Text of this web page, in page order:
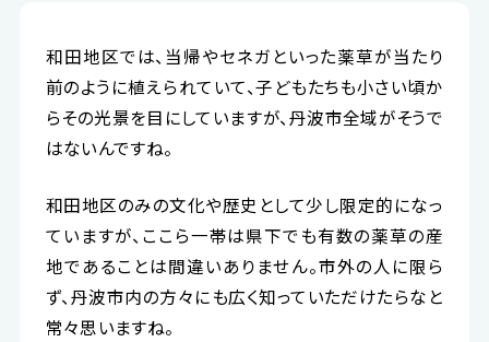
和田地区では、当帰やセネガといった薬草が当たり
前のように植えられていて、子どもたちも小さい頃か
らその光景を目にしていますが、丹波市全域がそうで
はないんですね。
和田地区のみの文化や歴史として少し限定的になっ
ていますが、ここら一帯は県下でも有数の薬草の産
地であることは間違いありません。市外の人に限ら
ず、丹波市内の方々にも広く知っていただけたらなと
常々思いますね。